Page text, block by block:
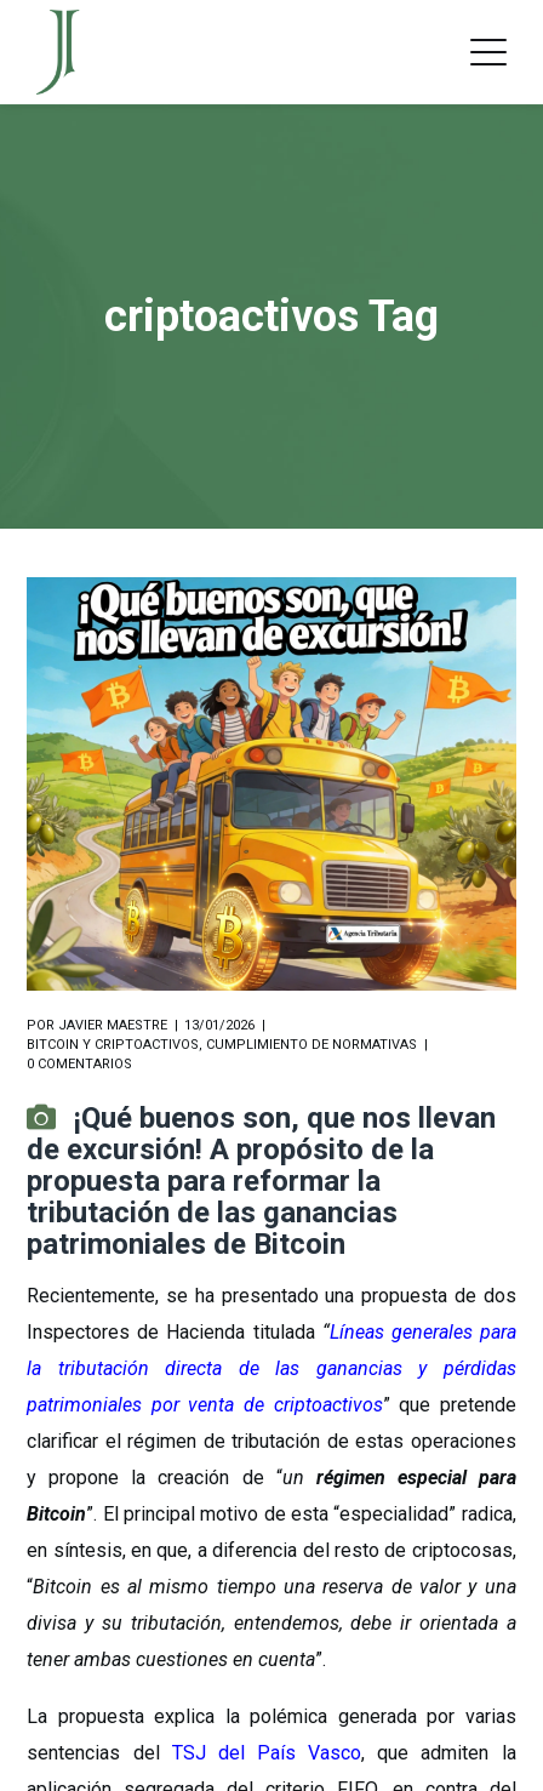
criptoactivos Tag
POR JAVIER MAESTRE
13/01/2026
BITCOIN Y CRIPTOACTIVOS, CUMPLIMIENTO DE NORMATIVAS
0 COMENTARIOS
¡Qué buenos son, que nos llevan
de excursión! A propósito de la
propuesta para reformar la
tributación de las ganancias
patrimoniales de Bitcoin
Recientemente, se ha presentado una propuesta de dos
Inspectores de Hacienda titulada “Líneas generales para
la tributación directa de las ganancias y pérdidas
patrimoniales por venta de criptoactivos” que pretende
clarificar el régimen de tributación de estas operaciones
y propone la creación de “un régimen especial para
Bitcoin”. El principal motivo de esta “especialidad” radica,
en síntesis, en que, a diferencia del resto de criptocosas,
“Bitcoin es al mismo tiempo una reserva de valor y una
divisa y su tributación, entendemos, debe ir orientada a
tener ambas cuestiones en cuenta”.
La propuesta explica la polémica generada por varias
sentencias del TSJ del País Vasco, que admiten la